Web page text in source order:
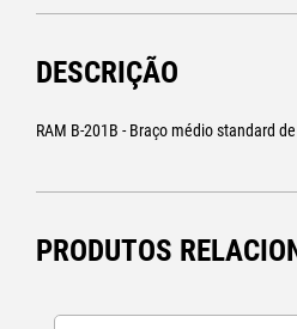
DESCRIÇÃO
RAM B-201B - Braço médio standard
PRODUTOS